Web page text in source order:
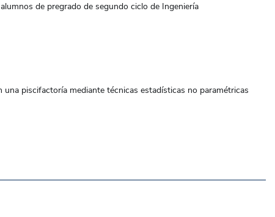
de pregrado de segundo ciclo de Ingeniería
piscifactoría mediante técnicas estadísticas no paramétricas